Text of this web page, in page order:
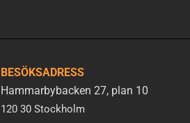
BESÖKSADRESS
Hammarbybacken 27, plan 10
120 30 Stockholm